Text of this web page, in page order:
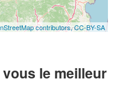
contributors,CC-BY-SA
le meilleur